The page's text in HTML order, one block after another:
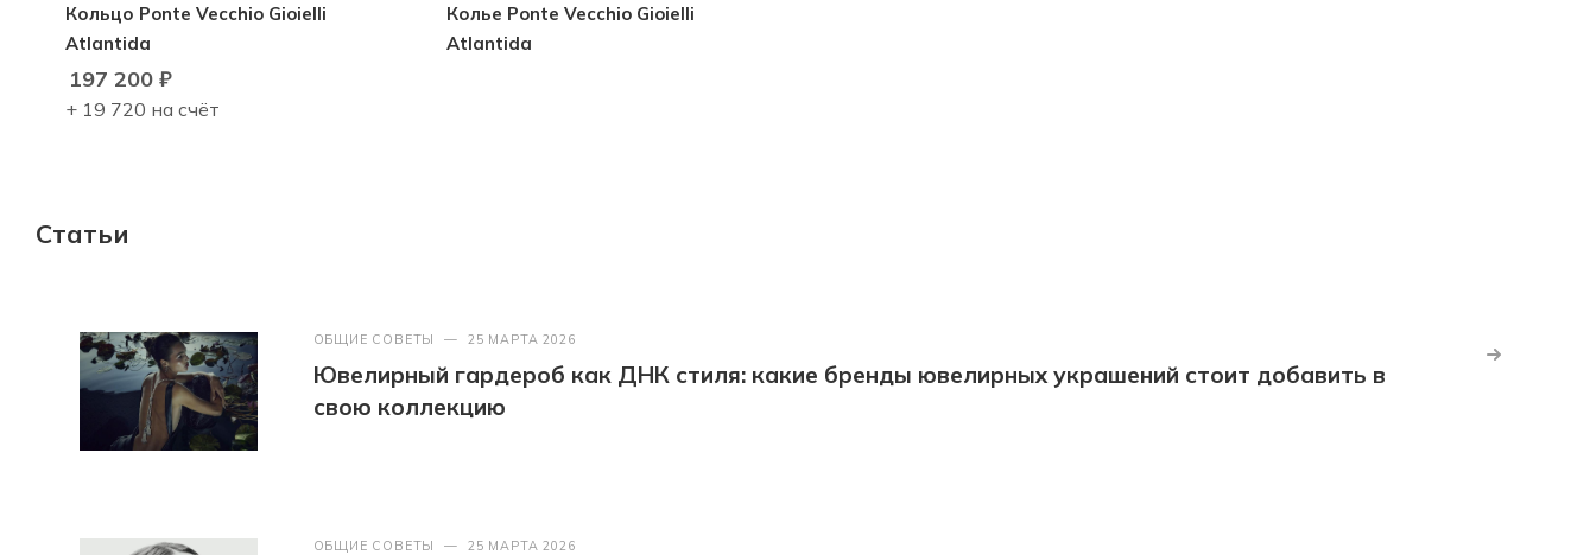
Кольцо Ponte Vecchio Gioielli
Atlantida
197 200 ₽
+ 19 720 на счёт
Колье Ponte Vecchio Gioielli
Atlantida
Статьи
ОБЩИЕ СОВЕТЫ — 25 МАРТА 2026
Ювелирный гардероб как ДНК стиля: какие бренды ювелирных украшений стоит добавить в
свою коллекцию
ОБЩИЕ СОВЕТЫ — 25 МАРТА 2026